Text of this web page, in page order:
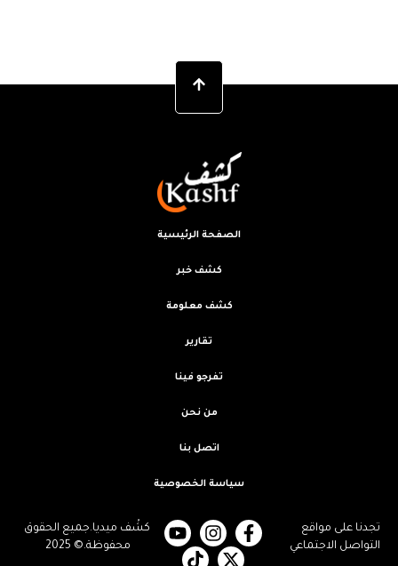
تجدنا على مواقع
التواصل الاجتماعي
كشْف ميديا.جميع الحقوق
محفوظة.© 2025
الصفحة الرئيسية
كشف خبر
كشف معلومة
تقارير
تفرجو فينا
من نحن
اتصل بنا
سياسة الخصوصية